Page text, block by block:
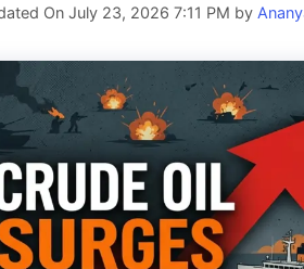
On July 23, 2026 7:11 PM by